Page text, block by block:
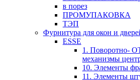
в порез
ПРОМУПАКОВКА
ТЭП
Фурнитура для окон и
ESSE
1. Поворотно-
механизмы
10. Элементы
11. Элементы